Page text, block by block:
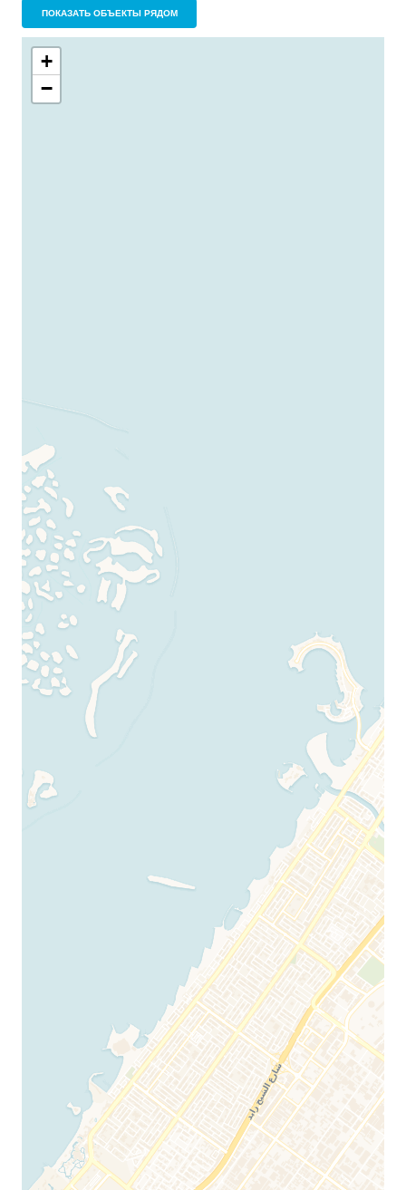
ПОКАЗАТЬ ОБЪЕКТЫ РЯДОМ
+
−